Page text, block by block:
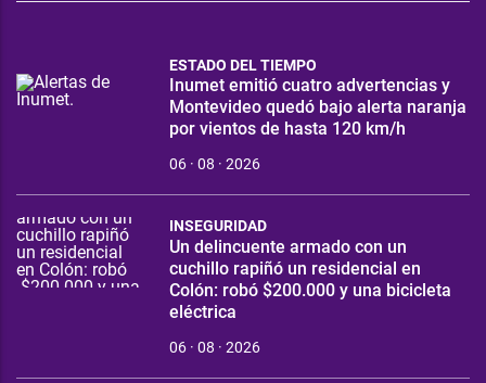
ESTADO DEL TIEMPO
Inumet emitió cuatro advertencias y
Montevideo quedó bajo alerta naranja
por vientos de hasta 120 km/h
06 · 08 · 2026
INSEGURIDAD
Un delincuente armado con un
cuchillo rapiñó un residencial en
Colón: robó $200.000 y una bicicleta
eléctrica
06 · 08 · 2026